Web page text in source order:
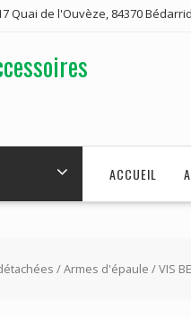
Quai de l'Ouvèze, 84370
ACCUEIL
/Armes d'épaule / VIS